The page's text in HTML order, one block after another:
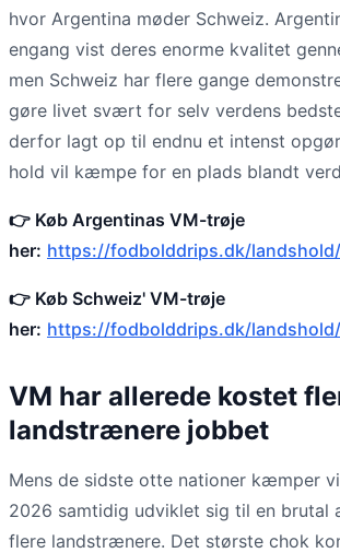
hvor Argentina møder Schweiz.
engang vist deres enorme kvalitet
men Schweiz har flere gange
gøre livet svært for selv verdens
derfor lagt op til endnu et intenst
hold vil kæmpe for en plads blandt
👉 Køb Argentinas VM-trøje
her: https://fodbolddrips.dk/
👉 Køb Schweiz' VM-trøje
her: https://fodbolddrips.dk/
VM har allerede kostet
landstrænere jobbet
Mens de sidste otte nationer kæmper
2026 samtidig udviklet sig til en brutal
flere landstrænere. Det største chok